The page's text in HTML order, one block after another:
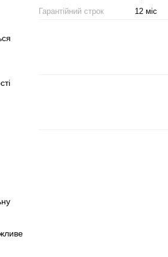
Гарантійний строк
12 міс